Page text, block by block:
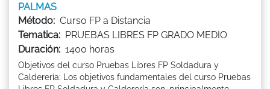
PALMAS
Método: Curso FP a Distancia
Tematica: PRUEBAS LIBRES FP GRADO MEDIO
Duración: 1400 horas
Objetivos del curso Pruebas Libres FP Soldadura y
Calderería: Los objetivos fundamentales del curso Pruebas